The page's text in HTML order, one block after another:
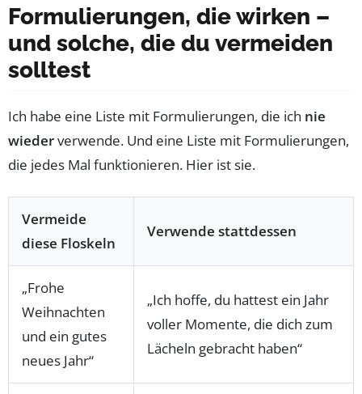
Formulierungen, die wirken –
und solche, die du vermeiden
solltest
Ich habe eine Liste mit Formulierungen, die ich nie
wiederverwende. Und eine Liste mit Formulierungen,
die jedes Mal funktionieren. Hier ist sie.
Vermeide
diese Floskeln
Verwende stattdessen
„Frohe
Weihnachten
und ein gutes
neues Jahr“
„Ich hoffe, du hattest ein Jahr
voller Momente, die dich zum
Lächeln gebracht haben“